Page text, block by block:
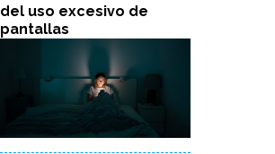
del uso excesivo de
pantallas